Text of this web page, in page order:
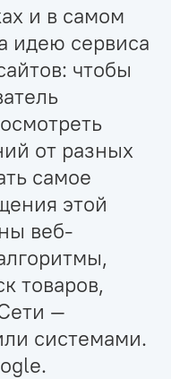
и в самом
идею сервиса
чтобы
от разных
самое
этой
веб-
товаров,
—
системами.